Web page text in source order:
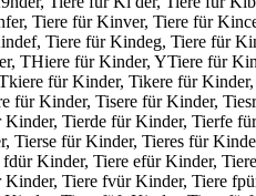
Tiere für Kinver, Tiere für
Tiere für Kindeg, Tiere für
THiere für Kinder, YTiere für
für Kinder, Tikere für
Kinder, Tisere für Kinder,
Tierde für Kinder, Tierfe
für Kinder, Tieres für
Kinder, Tiere efür Kinder,
Tiere fvür Kinder, Tiere